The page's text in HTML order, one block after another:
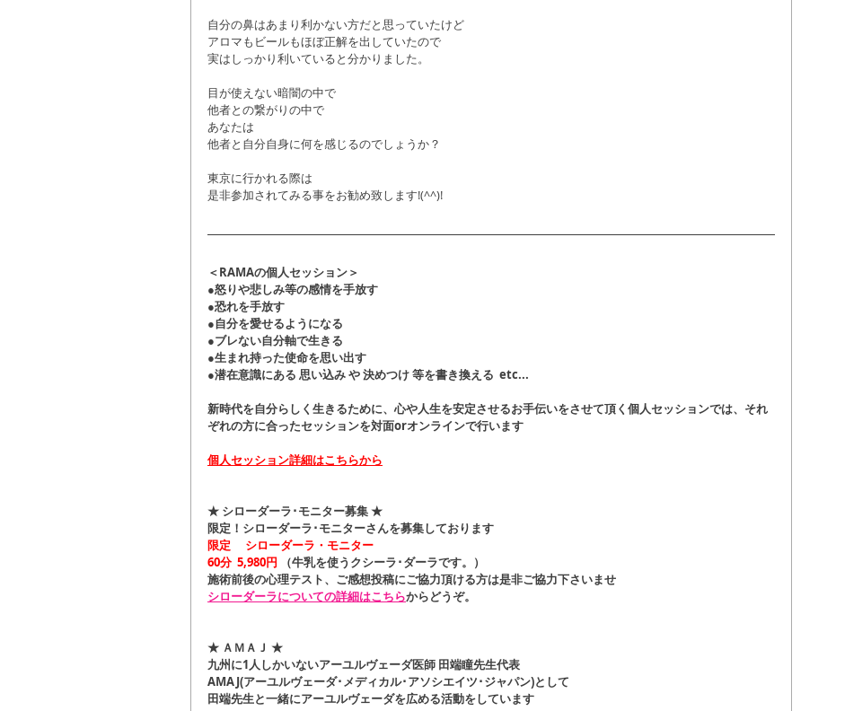
自分の鼻はあまり利かない方だと思っていたけど
アロマもビールもほぼ正解を出していたので
実はしっかり利いていると分かりました。
目が使えない暗闇の中で
他者との繋がりの中で
あなたは
他者と自分自身に何を感じるのでしょうか？
東京に行かれる際は
是非参加されてみる事をお勧め致します!(^^)!
＜RAMAの個人セッション＞
●怒りや悲しみ等の感情を手放す
●恐れを手放す
●自分を愛せるようになる
●ブレない自分軸で生きる
●生まれ持った使命を思い出す
●潜在意識にある 思い込み や 決めつけ 等を書き換える  etc...
新時代を自分らしく生きるために、心や人生を安定させるお手伝いをさせて頂く個人セッションでは、それ
ぞれの方に合ったセッションを対面orオンラインで行います
個人セッション詳細はこちらから
★ シローダーラ･モニター募集 ★
限定！シローダーラ･モニターさんを募集しております
限定 　シローダーラ・モニター
60分  5,980円
（牛乳を使うクシーラ･ダーラです。）
施術前後の心理テスト、ご感想投稿にご協力頂ける方は是非ご協力下さいませ
シローダーラについての詳細はこちらからどうぞ。
★ ＡＭＡＪ ★
九州に1人しかいないアーユルヴェーダ医師 田端瞳先生代表
AMAJ(アーユルヴェーダ･メディカル･アソシエイツ･ジャパン)として
田端先生と一緒にアーユルヴェーダを広める活動をしています